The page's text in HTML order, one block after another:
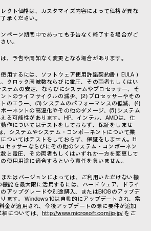
クト価格は、カスタマイズ内容によって価格が異な
承ください。
ペーン期間中であっても予告なく終了する場合がご
い。
、予告や周知なく変更となる場合があります。
用するには、ソフトウェア使用許諾契約書（EULA）
クロック周波数ならびに電圧、その両者もしくはい
ステムの安定、ならびにシステムやプロセッサー、そ
トのライフサイクルの減少、(2) プロセッサーやその
のエラー、(3) システムのパフォーマンスの低減、(4)
ーネントの高温化やその他のダメージ、(5) システム
る可能性があります。HP、インテル、AMDは、仕
作についてはテストをしておらず、保証をしませ
、システムやシステム・コンポーネントについて業
ついてはテストをしておらず、保証をしません。H
セッサーならびにその他のシステム・コンポーネン
と電圧、その両者もしくはいずれか一方を変更して
使用用途に適合するという責任を負いません。
たはバージョンによっては、ご利用いただけない機
能を最大限に活用するには、ハードウェア、ドライ
アップグレードや別途購入、またはBIOSのアップデ
ます。 Windows 10は自動的にアップデートされ、常
金が適用され、今後アップデートの際に要件が追加
については、 http://www.microsoft.com/ja-jp/ をご